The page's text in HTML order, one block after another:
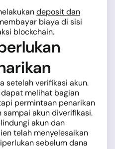
deposit dan
biaya di sisi
blockchain.
setelah verifikasi akun.
melihat bagian
permintaan penarikan
akun diverifikasi.
akun dan
telah menyelesaikan
sebelum dana